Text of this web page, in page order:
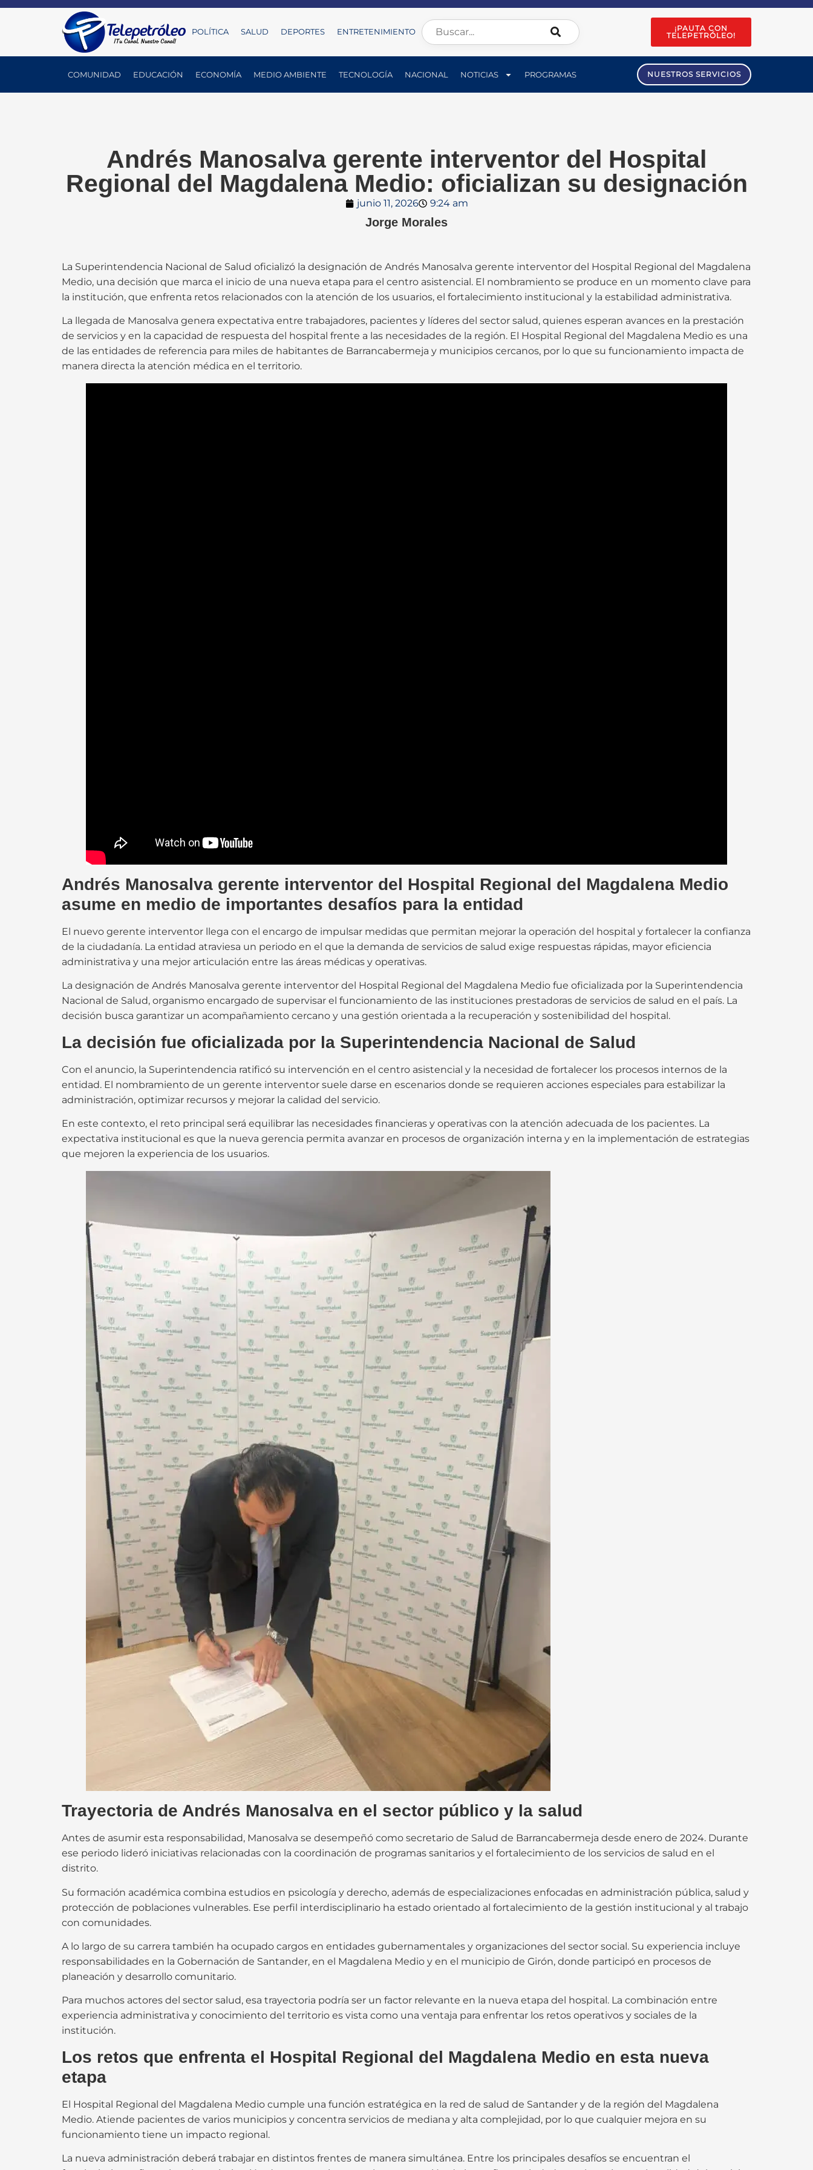
POLÍTICA SALUD DEPORTES ENTRETENIMIENTO
¡PAUTA CON
TELEPETRÓLEO!
COMUNIDAD EDUCACIÓN ECONOMÍA MEDIO AMBIENTE TECNOLOGÍA NACIONAL NOTICIAS PROGRAMAS NUESTROS SERVICIOS
Andrés Manosalva gerente interventor del Hospital
Regional del Magdalena Medio: oficializan su designación
junio 11, 2026 9:24 am
Jorge Morales
La Superintendencia Nacional de Salud oficializó la designación de Andrés Manosalva gerente interventor del Hospital Regional del Magdalena
Medio, una decisión que marca el inicio de una nueva etapa para el centro asistencial. El nombramiento se produce en un momento clave para
la institución, que enfrenta retos relacionados con la atención de los usuarios, el fortalecimiento institucional y la estabilidad administrativa.
La llegada de Manosalva genera expectativa entre trabajadores, pacientes y líderes del sector salud, quienes esperan avances en la prestación
de servicios y en la capacidad de respuesta del hospital frente a las necesidades de la región. El Hospital Regional del Magdalena Medio es una
de las entidades de referencia para miles de habitantes de Barrancabermeja y municipios cercanos, por lo que su funcionamiento impacta de
manera directa la atención médica en el territorio.
Andrés Manosalva gerente interventor del Hospital Regional del Magdalena Medio
asume en medio de importantes desafíos para la entidad
El nuevo gerente interventor llega con el encargo de impulsar medidas que permitan mejorar la operación del hospital y fortalecer la confianza
de la ciudadanía. La entidad atraviesa un periodo en el que la demanda de servicios de salud exige respuestas rápidas, mayor eficiencia
administrativa y una mejor articulación entre las áreas médicas y operativas.
La designación de Andrés Manosalva gerente interventor del Hospital Regional del Magdalena Medio fue oficializada por la Superintendencia
Nacional de Salud, organismo encargado de supervisar el funcionamiento de las instituciones prestadoras de servicios de salud en el país. La
decisión busca garantizar un acompañamiento cercano y una gestión orientada a la recuperación y sostenibilidad del hospital.
La decisión fue oficializada por la Superintendencia Nacional de Salud
Con el anuncio, la Superintendencia ratificó su intervención en el centro asistencial y la necesidad de fortalecer los procesos internos de la
entidad. El nombramiento de un gerente interventor suele darse en escenarios donde se requieren acciones especiales para estabilizar la
administración, optimizar recursos y mejorar la calidad del servicio.
En este contexto, el reto principal será equilibrar las necesidades financieras y operativas con la atención adecuada de los pacientes. La
expectativa institucional es que la nueva gerencia permita avanzar en procesos de organización interna y en la implementación de estrategias
que mejoren la experiencia de los usuarios.
Trayectoria de Andrés Manosalva en el sector público y la salud
Antes de asumir esta responsabilidad, Manosalva se desempeñó como secretario de Salud de Barrancabermeja desde enero de 2024. Durante
ese periodo lideró iniciativas relacionadas con la coordinación de programas sanitarios y el fortalecimiento de los servicios de salud en el
distrito.
Su formación académica combina estudios en psicología y derecho, además de especializaciones enfocadas en administración pública, salud y
protección de poblaciones vulnerables. Ese perfil interdisciplinario ha estado orientado al fortalecimiento de la gestión institucional y al trabajo
con comunidades.
A lo largo de su carrera también ha ocupado cargos en entidades gubernamentales y organizaciones del sector social. Su experiencia incluye
responsabilidades en la Gobernación de Santander, en el Magdalena Medio y en el municipio de Girón, donde participó en procesos de
planeación y desarrollo comunitario.
Para muchos actores del sector salud, esa trayectoria podría ser un factor relevante en la nueva etapa del hospital. La combinación entre
experiencia administrativa y conocimiento del territorio es vista como una ventaja para enfrentar los retos operativos y sociales de la
institución.
Los retos que enfrenta el Hospital Regional del Magdalena Medio en esta nueva
etapa
El Hospital Regional del Magdalena Medio cumple una función estratégica en la red de salud de Santander y de la región del Magdalena
Medio. Atiende pacientes de varios municipios y concentra servicios de mediana y alta complejidad, por lo que cualquier mejora en su
funcionamiento tiene un impacto regional.
La nueva administración deberá trabajar en distintos frentes de manera simultánea. Entre los principales desafíos se encuentran el